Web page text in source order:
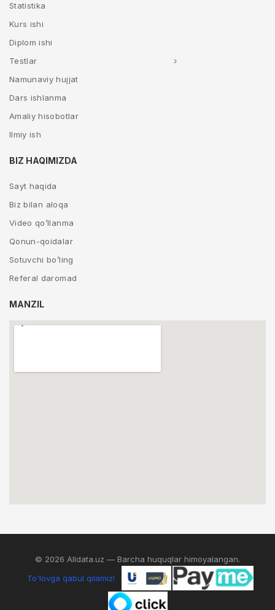
Statistika
Kurs ishi
Diplom ishi
Testlar
Namunaviy hujjat
Dars ishlanma
Amaliy hisobotlar
Ilmiy ish
BIZ HAQIMIZDA
Sayt haqida
Biz bilan aloqa
Video qo’llanma
Qonun-qoidalar
Sotuvchi bo’ling
Referal daromad
MANZIL
© 2026 Alldata.uz — Barcha huquqlar himoyalangan.
To'lovga qabul qilamiz!